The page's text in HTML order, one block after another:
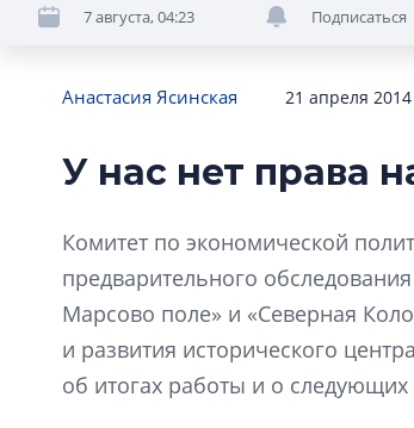
7 августа, 04:23 Подписаться
Анастасия Ясинская 21 апреля
У нас нет права
Комитет по экономической
предварительного
Марсово поле» и «Северная
и развития исторического
об итогах работы и о